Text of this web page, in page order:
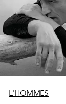
L'HOMMES